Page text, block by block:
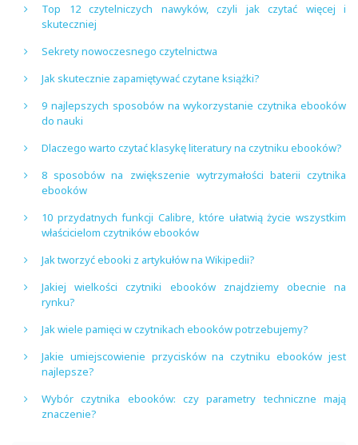
Top 12 czytelniczych nawyków, czyli jak czytać więcej i
skuteczniej
Sekrety nowoczesnego czytelnictwa
Jak skutecznie zapamiętywać czytane książki?
9 najlepszych sposobów na wykorzystanie czytnika ebooków
do nauki
Dlaczego warto czytać klasykę literatury na czytniku ebooków?
8 sposobów na zwiększenie wytrzymałości baterii czytnika
ebooków
10 przydatnych funkcji Calibre, które ułatwią życie wszystkim
właścicielom czytników ebooków
Jak tworzyć ebooki z artykułów na Wikipedii?
Jakiej wielkości czytniki ebooków znajdziemy obecnie na
rynku?
Jak wiele pamięci w czytnikach ebooków potrzebujemy?
Jakie umiejscowienie przycisków na czytniku ebooków jest
najlepsze?
Wybór czytnika ebooków: czy parametry techniczne mają
znaczenie?